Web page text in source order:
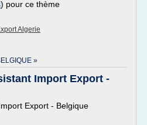
) pour ce thème
Algerie
»
Import Export -
Export - Belgique